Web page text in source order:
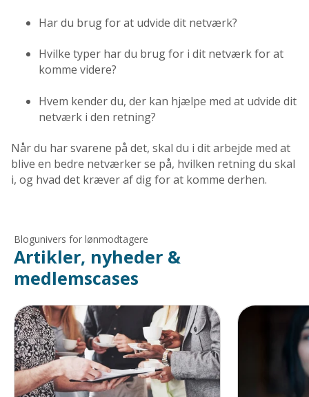
Har du brug for at udvide dit netværk?
Hvilke typer har du brug for i dit netværk for at
komme videre?
Hvem kender du, der kan hjælpe med at udvide dit
netværk i den retning?
Når du har svarene på det, skal du i dit arbejde med at
blive en bedre netværker se på, hvilken retning du skal
i, og hvad det kræver af dig for at komme derhen.
Blogunivers for lønmodtagere
Artikler, nyheder &
medlemscases